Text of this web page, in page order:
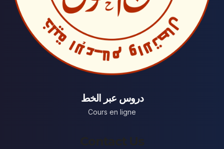
دروس عبر الخط
Cours en ligne
Contact Us